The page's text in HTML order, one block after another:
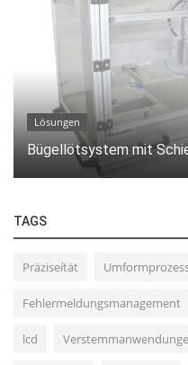
Lösungen
Bügellötsystem mit
TAGS
Präziseítät
Fehlermeldungsmanagement
lcd